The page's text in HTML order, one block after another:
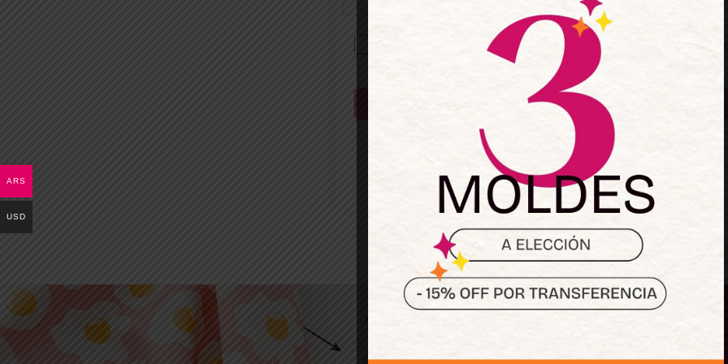
Mantenerme conectado ¿Olvidaste la
Acceder
¿No tienes una cuenta? Regístrate ahora
ARS
USD